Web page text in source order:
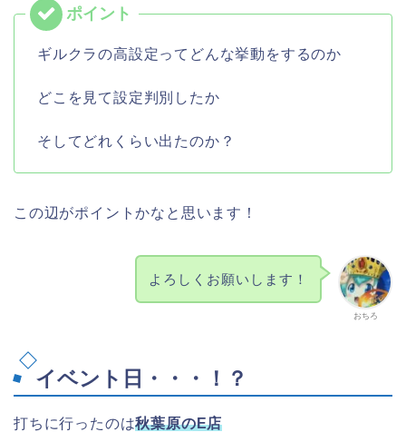
ギルクラの高設定ってどんな挙動をするのか
どこを見て設定判別したか
そしてどれくらい出たのか？
この辺がポイントかなと思います！
おちろ
よろしくお願いします！
イベント日・・・！？
打ちに行ったのは秋葉原のE店